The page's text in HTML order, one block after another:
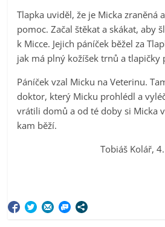
Tlapka uviděl, že je Micka zraněná
pomoc. Začal štěkat a skákat, aby
k Micce. Jejich páníček běžel za
jak má plný kožíšek trnů a tlapičky
Páníček vzal Micku na Veterinu.
doktor, který Micku prohlédl a
vrátili domů a od té doby si Micka
kam běží.
Tobiáš Kolář,